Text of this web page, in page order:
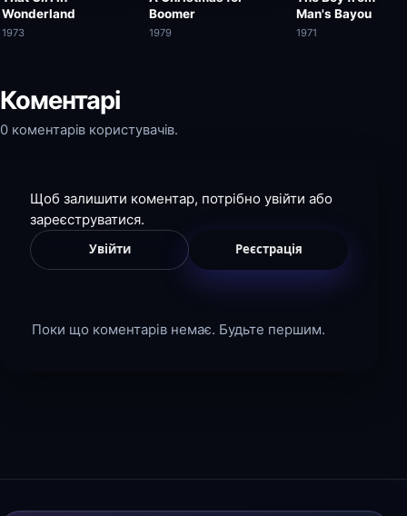
Wonderland
1973
Boomer
1979
Man's Bayou
1971
Коментарі
0 коментарів користувачів.
Щоб залишити коментар, потрібно увійти або
зареєструватися.
Увійти Реєстрація
Поки що коментарів немає. Будьте першим.